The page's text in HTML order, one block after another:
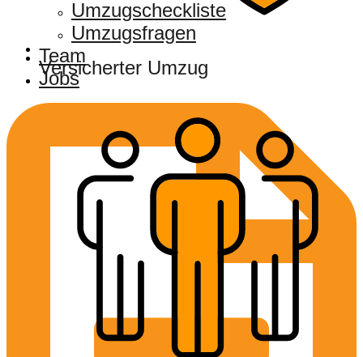
Umzugscheckliste
Umzugsfragen
Team
Jobs
Versicherter Umzug